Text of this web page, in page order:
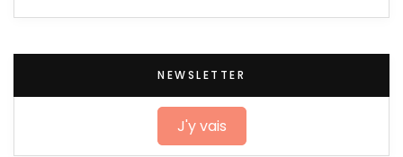
NEWSLETTER
J'y vais